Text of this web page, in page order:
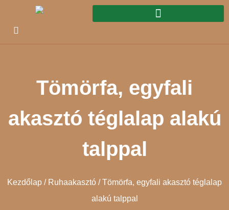
Tömörfa, egyfali
akasztó téglalap alakú
talppal
Kezdőlap / Ruhaakasztó / Tömörfa, egyfali akasztó téglalap
alakú talppal